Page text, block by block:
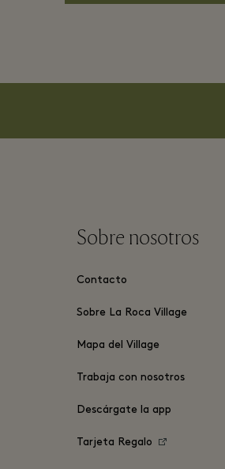
Sobre nosotros
Contacto
Sobre La Roca Village
Mapa del Village
Trabaja con nosotros
Descárgate la app
Tarjeta Regalo